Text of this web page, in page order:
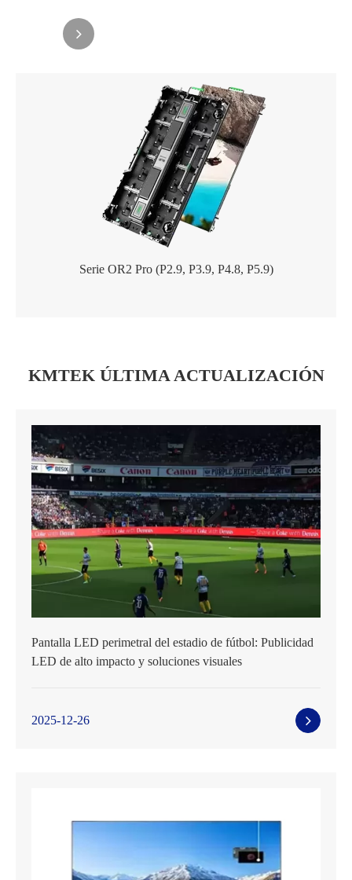
Serie OR2 Pro (P2.9, P3.9, P4.8, P5.9)
KMTEK ÚLTIMA ACTUALIZACIÓN
Pantalla LED perimetral del estadio de fútbol: Publicidad
LED de alto impacto y soluciones visuales
2025-12-26